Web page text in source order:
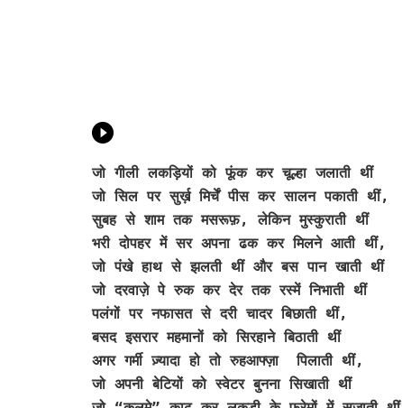
जो गीली लकड़ियों को फूंक कर चूल्हा जलाती थीं
जो सिल पर सुर्ख़ मिर्चें पीस कर सालन पकाती थीं,
सुबह से शाम तक मसरूफ़, लेकिन मुस्कुराती थीं
भरी दोपहर में सर अपना ढक कर मिलने आती थीं,
जो पंखे हाथ से झलती थीं और बस पान खाती थीं
जो दरवाज़े पे रुक कर देर तक रस्में निभाती थीं
पलंगों पर नफासत से दरी चादर बिछाती थीं,
बसद इसरार महमानों को सिरहाने बिठाती थीं
अगर गर्मी ज़्यादा हो तो रुहआफ्ज़ा पिलाती थीं,
जो अपनी बेटियों को स्वेटर बुनना सिखाती थीं